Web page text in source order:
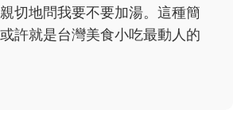
切地問我要不要加湯。這種簡
許就是台灣美食小吃最動人的